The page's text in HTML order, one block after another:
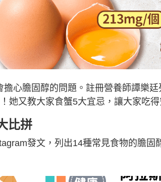
心膽固醇的問題。註冊營養師譚樂
她又教大家食蟹5大宜忌，讓大家吃得
比拼
發文，列出14種常見食物的膽固